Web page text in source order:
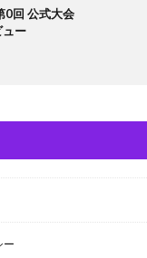
0回 公式大会
ュー
ー